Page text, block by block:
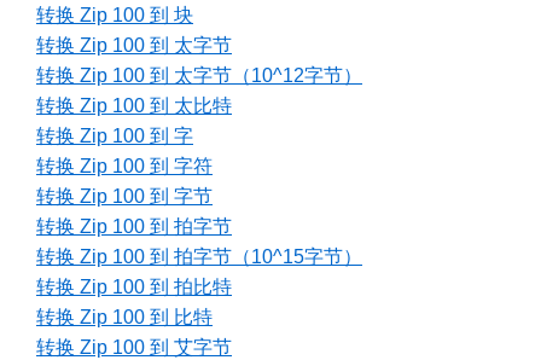
转换 Zip 100 到 块
转换 Zip 100 到 太字节
转换 Zip 100 到 太字节（10^12字节）
转换 Zip 100 到 太比特
转换 Zip 100 到 字
转换 Zip 100 到 字符
转换 Zip 100 到 字节
转换 Zip 100 到 拍字节
转换 Zip 100 到 拍字节（10^15字节）
转换 Zip 100 到 拍比特
转换 Zip 100 到 比特
转换 Zip 100 到 艾字节